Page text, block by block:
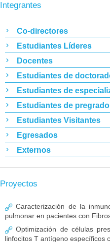
Integrantes
Co-directores
Estudiantes Líderes
Docentes
Estudiantes de
Estudiantes de
Estudiantes de pregrado
Estudiantes Visitantes
Egresados
Externos
Proyectos
Caracterización de la
pulmonar en pacientes con
Optimización de células
linfocitos T antígeno específicos